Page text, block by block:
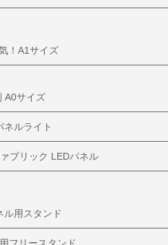
！A1サイズ
A0サイズ
ネルライト
ブリック LEDパネル
ル用スタンド